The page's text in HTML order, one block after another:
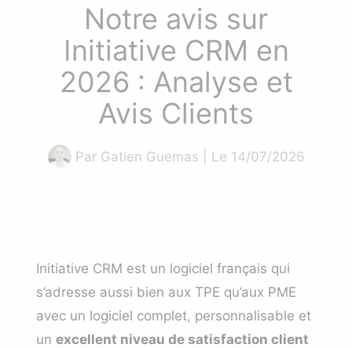
Notre avis sur
Initiative CRM en
2026 : Analyse et
Avis Clients
Par Gatien Guemas | Le 14/07/2026
Initiative CRM est un logiciel français qui
s’adresse aussi bien aux TPE qu’aux PME
avec un logiciel complet, personnalisable et
un excellent niveau de satisfaction client